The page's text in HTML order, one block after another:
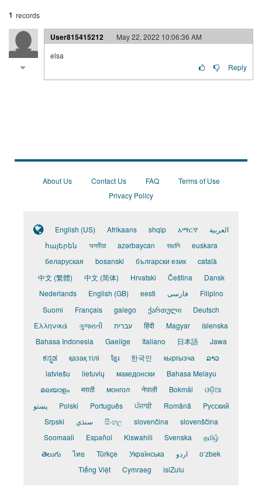
1 records
User815415212
May 22, 2022 10:06:36 AM
elsa
Reply
About Us Contact Us FAQ
Terms of Use
Privacy Policy
English (US) Afrikaans shqip አማርኛ
العربية
հայերեն
অসমীয়া azərbaycan বাঙালি
euskara
беларуская
bosanski български език
català
中文 (繁體)
中文 (简体) Hrvatski Čeština
Dansk
Nederlands
English (GB) eesti فارسی
Filipino
Suomi
Français galego ქართული
Deutsch
Ελληνικά
ગુજરાતી עברית हिंदी Magyar
íslenska
Bahasa Indonesia
Gaeilge Italiano 日本語
Jawa
ಕನ್ನಡ
қазақ тілі ខ្មែរ 한국인 кыргызча
ລາວ
latviešu
lietuvių македонски
Bahasa Melayu
മലയാളം
मराठी монгол नेपाली Bokmål
ଓଡ଼ିଆ
پښتو
Polski Português ਪੰਜਾਬੀ Română
Pусский
Srpski
سنڌي සිංහල slovenčina
slovenščina
Soomaali
Español Kiswahili Svenska
தமிழ்
తెలుగు
ไทย Türkçe Українська اردو
o‘zbek
Tiếng Việt
Cymraeg isiZulu